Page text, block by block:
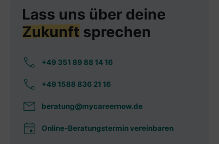
Lass uns über deine
Zukunft sprechen
+49 351 89 88 14 16
+49 1588 836 21 16
beratung@mycareernow.de
Online-Beratungstermin vereinbaren